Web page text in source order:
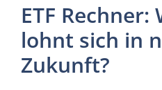
ETF Rechner:
lohnt sich in
Zukunft?